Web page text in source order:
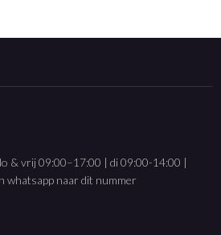
& vrij 09:00–17:00 | di 09:00-14:00 |
whatsapp naar dit nummer